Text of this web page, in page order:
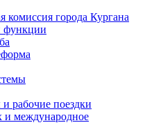
комиссия города Кургана
функции
рабочие поездки
и международное